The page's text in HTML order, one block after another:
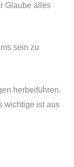
Glaube alles
sein zu
herbeiführen.
wichtige ist aus